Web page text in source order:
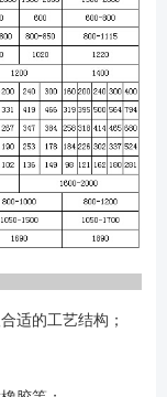
适的工艺结构；